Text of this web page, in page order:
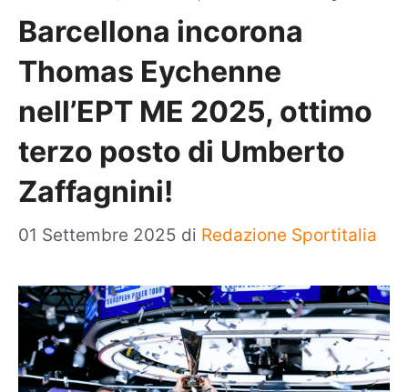
Barcellona incorona
Thomas Eychenne
nell’EPT ME 2025, ottimo
terzo posto di Umberto
Zaffagnini!
01 Settembre 2025 di Redazione Sportitalia